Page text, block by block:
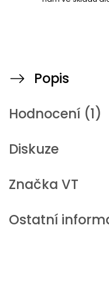
Popis
Hodnocení (1)
Diskuze
Značka VT
Ostatní